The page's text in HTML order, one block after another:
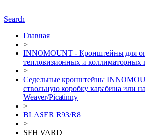
Search
Главная
>
INNOMOUNT - Кронштейны для
тепловизионных и коллиматорных
>
Седельные кронштейны
ствольную коробку карабина или
Weaver/Picatinny
>
BLASER R93/R8
>
SFH VARD